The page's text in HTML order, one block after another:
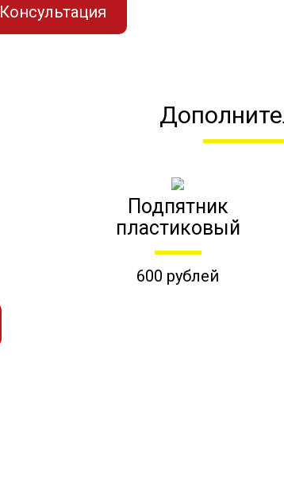
Консультация
Подпятник
пластиковый
600 рублей